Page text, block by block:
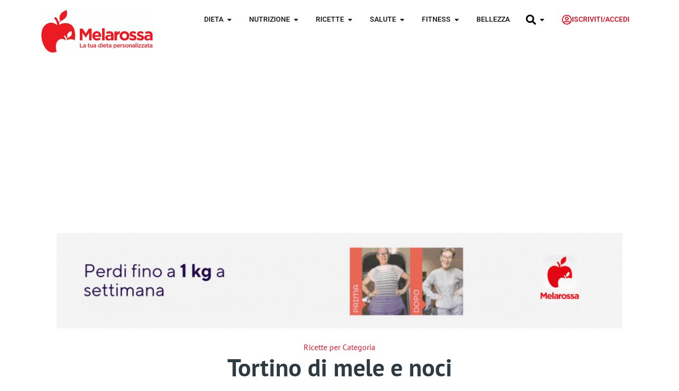
DIETA NUTRIZIONE RICETTE SALUTE FITNESS BELLEZZA ISCRIVITI/ACCEDI
Ricette per Categoria
Tortino di mele e noci